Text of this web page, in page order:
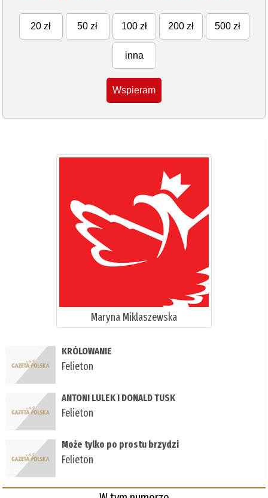
20 zł 50 zł 100 zł 200 zł 500 zł
inna
Wspieram
Maryna Miklaszewska
KRÓLOWANIE
Felieton
ANTONI LULEK I DONALD TUSK
Felieton
Może tylko po prostu brzydzi
Felieton